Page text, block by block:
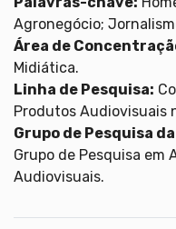
Agronegócio;
Área de
Midiática.
Linha de Pesquisa:
Produtos Audiovisuais
Grupo de Pesquisa da
Grupo de Pesquisa em
Audiovisuais.